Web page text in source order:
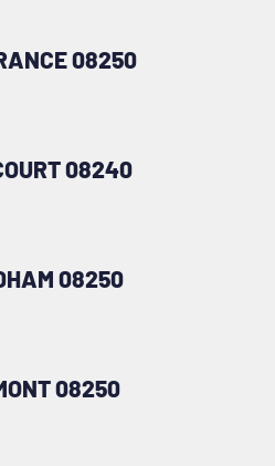
08250
08240
08250
08250